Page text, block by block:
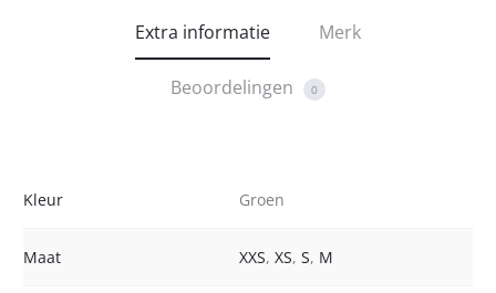
Extra informatie Merk
Beoordelingen 0
Kleur Groen
Maat XXS, XS, S, M